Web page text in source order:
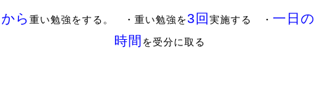
ら 重い勉強をする。 ・重い勉強を3回 実施する ・ 一日
時間 を受分に取る